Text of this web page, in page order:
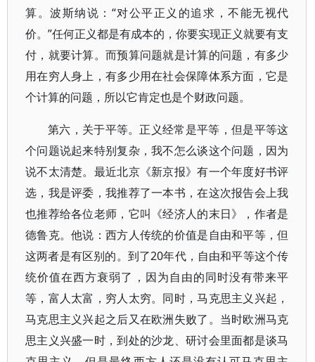
算。波斯纳说：“对公平正义的追求，不能无视代
价。”任何正义都是有成本的，你要实现正义就要有支
付，就要计算。而预算问题就是计算的问题，有多少
用在穷人身上，有多少用在社会保障体系方面，它是
个计算的问题，所以它肯定也是个财政问题。
第六，关于平等。正义经常是平等，但是平等这
个问题说起来特别复杂，我不怎么谈这个问题，因为
说不太清楚。最近北京《新京报》有一个年度好书评
选，我是评委，我推荐了一本书，在这次报告会上我
也推荐给各位老师，它叫《经济人的末日》，作者是
德鲁克。他说：西方人传统的价值是自由和平等，但
这两者是有区别的。到了20年代，自由和平等这个传
统价值在西方衰弱了，因为自由的同时没有带来平
等，富人太富，穷人太穷。同时，马克思主义兴起，
马克思主义兴起之后又在欧洲失败了。当时欧洲马克
思主义兴盛一时，到处的沙龙、研讨会里面都是谈马